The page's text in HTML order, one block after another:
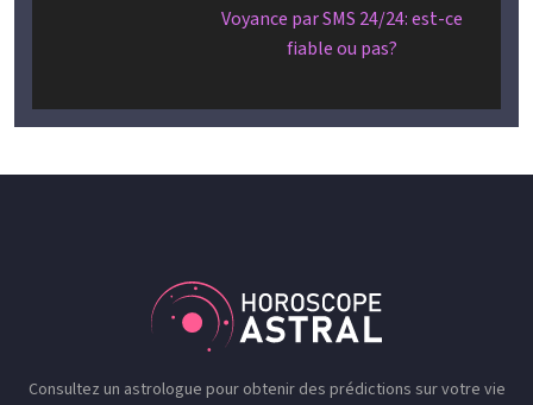
Voyance par SMS 24/24: est-ce
fiable ou pas?
Consultez un astrologue pour obtenir des prédictions sur votre vie